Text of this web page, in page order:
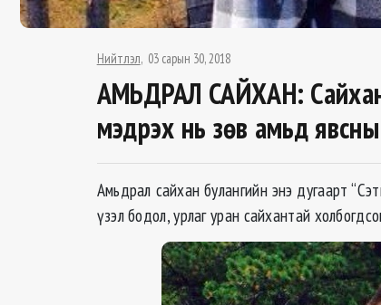
Нийтлэл 03 сарын 30, 2018
АМЬДРАЛ САЙХАН:
мэдрэх нь зөв амьд
Амьдрал сайхан булангийн энэ дугаарт
үзэл бодол, урлаг уран сайхантай